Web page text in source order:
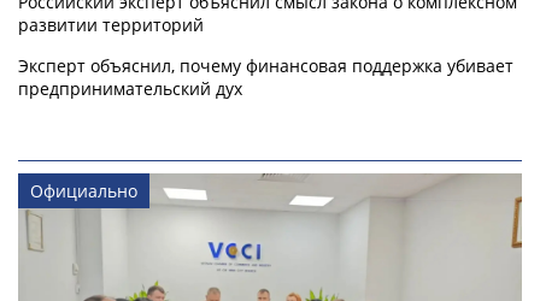
развитии территорий
Эксперт объяснил, почему финансовая поддержка убивает
предпринимательский дух
Официально